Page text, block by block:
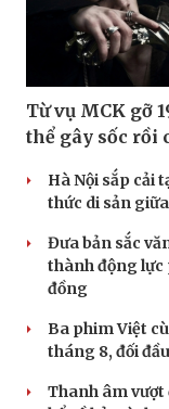
Từ vụ MCK gỡ
thể gây sốc
Hà Nội sắp cải
thức di sản
Đưa bản sắc
thành động
đồng
Ba phim Việt
tháng 8, đối
Thanh âm vượt